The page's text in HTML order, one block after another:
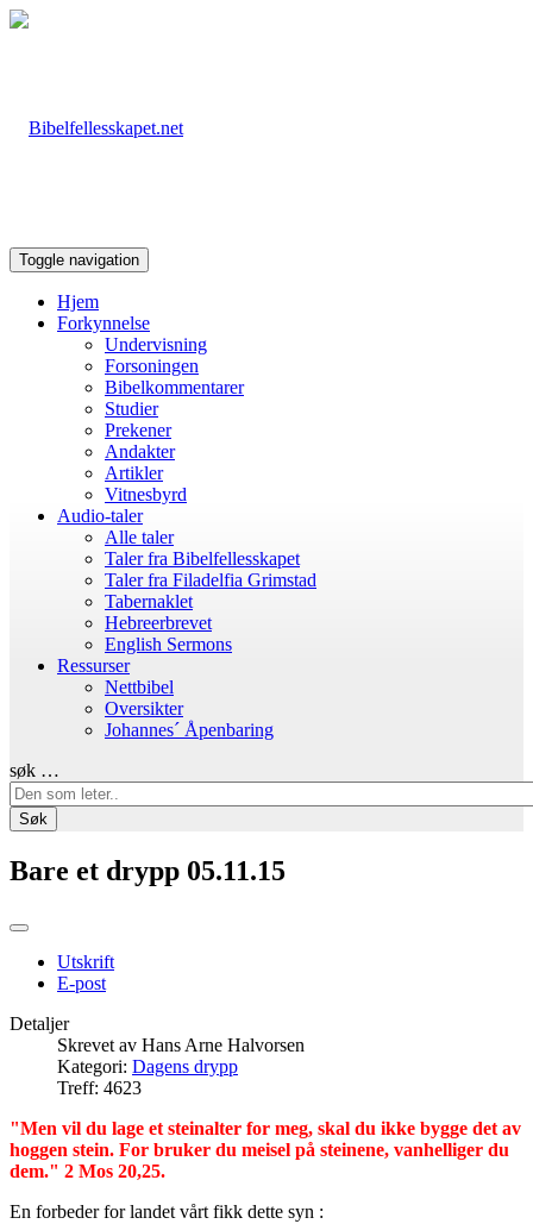
Toggle navigation
Hjem
Forkynnelse
Undervisning
Forsoningen
Bibelkommentarer
Studier
Prekener
Andakter
Artikler
Vitnesbyrd
Audio-taler
Alle taler
Taler fra Bibelfellesskapet
Taler fra Filadelfia Grimstad
Tabernaklet
Hebreerbrevet
English Sermons
Ressurser
Nettbibel
Oversikter
Johannes´ Åpenbaring
søk …
Søk
Bare et drypp 05.11.15
Utskrift
E-post
Detaljer
Skrevet av Hans Arne Halvorsen
Kategori: Dagens drypp
Treff: 4623
"Men vil du lage et steinalter for meg, skal du ikke bygge det av
hoggen stein. For bruker du meisel på steinene, vanhelliger du
dem." 2 Mos 20,25.
En forbeder for landet vårt fikk dette syn :